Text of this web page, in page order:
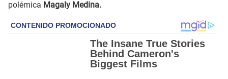
polémica Magaly Medina.